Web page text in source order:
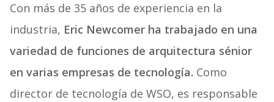
Con más de 35 años de experiencia en la
industria, Eric Newcomer ha trabajado en una
variedad de funciones de arquitectura sénior
en varias empresas de tecnología. Como
director de tecnología de WSO, es responsable